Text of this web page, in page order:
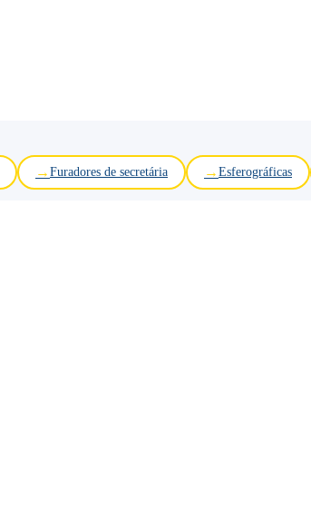
Furadores de secretária Esferográficas